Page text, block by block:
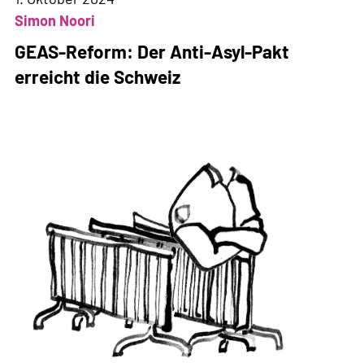
und
Asylpakt
Simon Noori
GEAS-Reform: Der Anti-Asyl-Pakt
erreicht die Schweiz